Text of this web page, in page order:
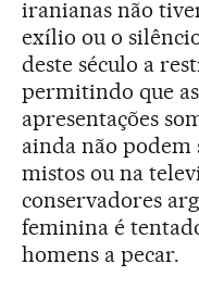
iranianas não
exílio ou o
deste século a
permitindo que
apresentações
ainda não podem
mistos ou na
conservadores
feminina é
homens a pecar.